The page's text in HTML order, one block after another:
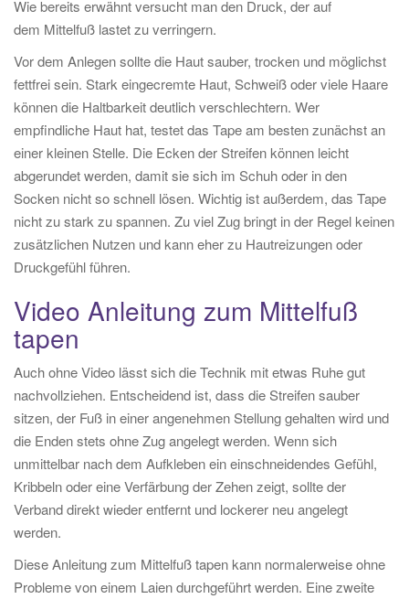
Wie bereits erwähnt versucht man den Druck, der auf
dem Mittelfuß lastet zu verringern.
Vor dem Anlegen sollte die Haut sauber, trocken und möglichst
fettfrei sein. Stark eingecremte Haut, Schweiß oder viele Haare
können die Haltbarkeit deutlich verschlechtern. Wer
empfindliche Haut hat, testet das Tape am besten zunächst an
einer kleinen Stelle. Die Ecken der Streifen können leicht
abgerundet werden, damit sie sich im Schuh oder in den
Socken nicht so schnell lösen. Wichtig ist außerdem, das Tape
nicht zu stark zu spannen. Zu viel Zug bringt in der Regel keinen
zusätzlichen Nutzen und kann eher zu Hautreizungen oder
Druckgefühl führen.
Video Anleitung zum Mittelfuß
tapen
Auch ohne Video lässt sich die Technik mit etwas Ruhe gut
nachvollziehen. Entscheidend ist, dass die Streifen sauber
sitzen, der Fuß in einer angenehmen Stellung gehalten wird und
die Enden stets ohne Zug angelegt werden. Wenn sich
unmittelbar nach dem Aufkleben ein einschneidendes Gefühl,
Kribbeln oder eine Verfärbung der Zehen zeigt, sollte der
Verband direkt wieder entfernt und lockerer neu angelegt
werden.
Diese Anleitung zum Mittelfuß tapen kann normalerweise ohne
Probleme von einem Laien durchgeführt werden. Eine zweite